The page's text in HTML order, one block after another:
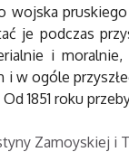
wojska
je podczas
i
w ogóle
1851 roku
Zamoyskiej i